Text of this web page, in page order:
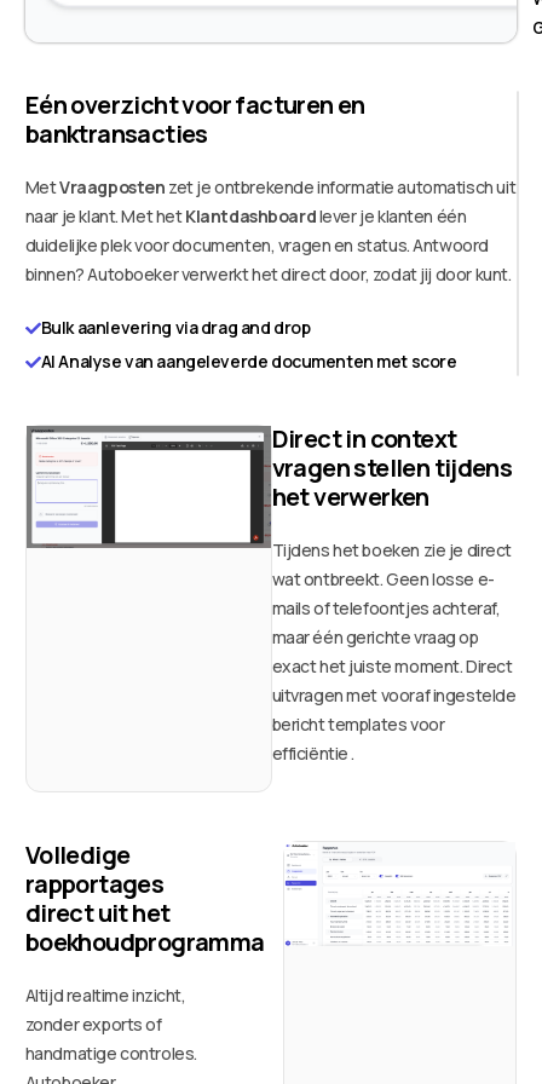
Eén overzicht voor facturen en
banktransacties
MetVraagposten zet je ontbrekende informatie automatisch uit
naar je klant. Met hetKlantdashboardlever je klanten één
duidelijke plek voor documenten, vragen en status. Antwoord
binnen? Autoboeker verwerkt het direct door, zodat jij door kunt.
Bulk aanlevering via drag and drop
AI Analyse van aangeleverde documenten met score
Direct in context
vragen stellen tijdens
het verwerken
Tijdens het boeken zie je direct
wat ontbreekt. Geen losse e-
mails of telefoontjes achteraf,
maar één gerichte vraag op
exact het juiste moment. Direct
uitvragen met vooraf ingestelde
bericht templates voor
efficiëntie .
Volledige
rapportages
direct uit het
boekhoudprogramma
Altijd realtime inzicht,
zonder exports of
handmatige controles.